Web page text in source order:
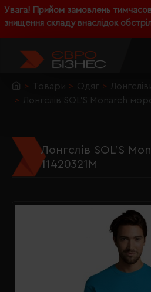
Увага! Прийом замовлень
знищення складу внаслідок
Товари Одяг
Лонгслів SOL'S Monarch
Лонгслів SOL'S
11420321M